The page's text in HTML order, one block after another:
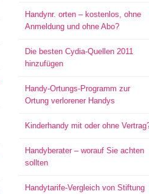
Handynr. orten – kostenlos, ohne
Anmeldung und ohne Abo?
Die besten Cydia-Quellen 2011
hinzufügen
Handy-Ortungs-Programm zur
Ortung verlorener Handys
Kinderhandy mit oder ohne
Handyberater – worauf Sie achten
sollten
Handytarife-Vergleich von Stiftung